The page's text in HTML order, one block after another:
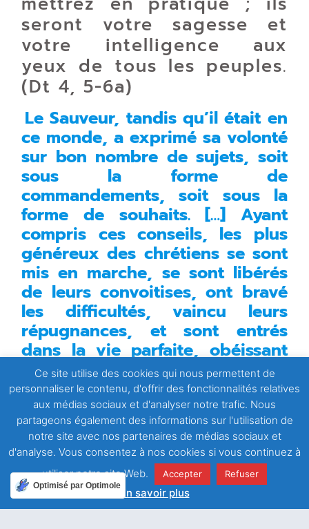
seront votre sagesse et
votre intelligence aux
yeux de tous les peuples.
(Dt 4, 5-6a)
Le Sauveur, tandis qu’il était en
ce monde, a exprimé sa volonté
sur bon nombre de sujets, soit
sous la forme de
commandements, soit sous la
forme de souhaits. […] Ayant
compris ces conseils, les plus
généreux des chrétiens se sont
mis en marche, se sont libérés
de leurs convoitises, ont bravé
les difficultés, vaincu leurs
répugnances, et sont entrés
dans la vie parfaite, obéissant
aux désirs de leur roi, en
obtenant ainsi la couronne de
gloire. (TADVIII, 7 [652])
Jésus, je ferai tous mes efforts
pour rester fidèle à tes
commandements. Je veux les
mettre en pratique en étant au
service de mes sœurs et frères.
Ce site utilise des cookies qui nous permettent de
personnaliser le contenu, d'offrir des fonctionnalités relatives
aux médias sociaux et d'analyser notre trafic. Nous
partageons également des informations sur l'utilisation de
notre site avec nos partenaires de médias sociaux et
d'analyse. Vous consentez à nos cookies si vous continuez à
utiliser notre site Web.
Accepter Refuser
En savoir plus
Optimisé par Optimole